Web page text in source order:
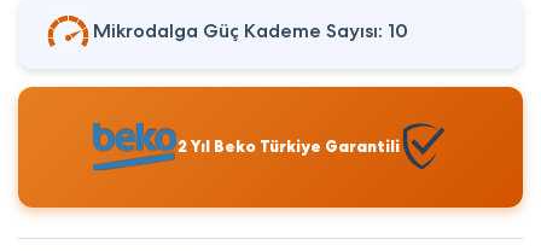
Mikrodalga Güç Kademe Sayısı: 10
2 Yıl Beko Türkiye Garantili